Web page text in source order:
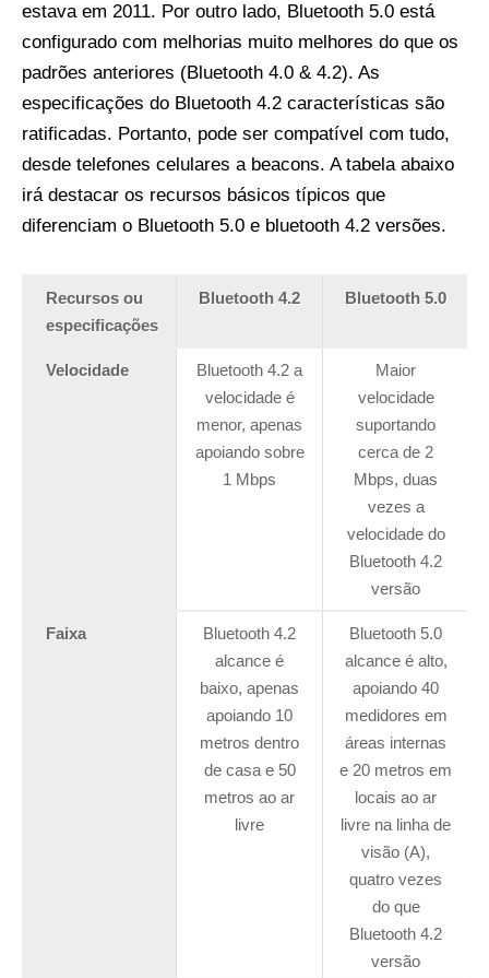
estava em 2011. Por outro lado, Bluetooth 5.0 está
configurado com melhorias muito melhores do que os
padrões anteriores (Bluetooth 4.0 & 4.2). As
especificações do Bluetooth 4.2 características são
ratificadas. Portanto, pode ser compatível com tudo,
desde telefones celulares a beacons. A tabela abaixo
irá destacar os recursos básicos típicos que
diferenciam o Bluetooth 5.0 e bluetooth 4.2 versões.
Recursos ou
especificações
Bluetooth 4.2 Bluetooth 5.0
Velocidade
Bluetooth 4.2 a
velocidade é
menor, apenas
apoiando sobre
1 Mbps
Maior
velocidade
suportando
cerca de 2
Mbps, duas
vezes a
velocidade do
Bluetooth 4.2
versão
Faixa
Bluetooth 4.2
alcance é
baixo, apenas
apoiando 10
metros dentro
de casa e 50
metros ao ar
livre
Bluetooth 5.0
alcance é alto,
apoiando 40
medidores em
áreas internas
e 20 metros em
locais ao ar
livre na linha de
visão (A),
quatro vezes
do que
Bluetooth 4.2
versão